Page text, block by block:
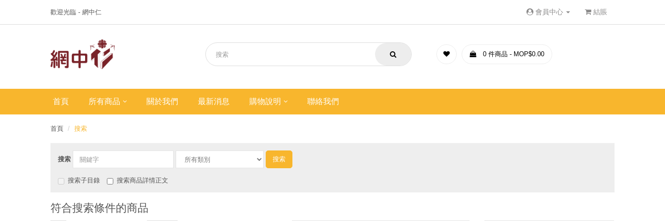
歡迎光臨 - 網中仁 會員中心 結賬
0 件商品 - MOP$0.00
首頁 所有商品 關於我們 最新消息 購物說明 聯絡我們
首頁 搜索
搜索
搜索子目錄 搜索商品詳情正文
符合搜索條件的商品